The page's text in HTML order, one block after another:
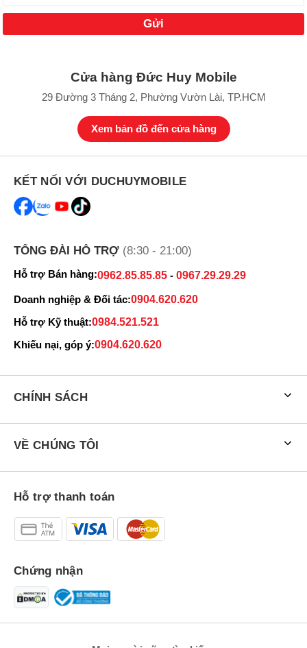
Cửa hàng Đức Huy Mobile
29 Đường 3 Tháng 2, Phường Vườn Lài, TP.HCM
Xem bản đồ đến cửa hàng
KẾT NỐI VỚI DUCHUYMOBILE
TỔNG ĐÀI HỖ TRỢ (8:30 - 21:00)
Hỗ trợ Bán hàng:0962.85.85.85 - 0967.29.29.29
Doanh nghiệp & Đối tác:0904.620.620
Hỗ trợ Kỹ thuật:0984.521.521
Khiếu nại, góp ý:0904.620.620
CHÍNH SÁCH
VỀ CHÚNG TÔI
Hỗ trợ thanh toán
Chứng nhận